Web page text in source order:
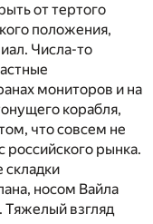
от тертого
положения,
Числа-то
мониторов и на
корабля,
что совсем не
российского рынка.
носом Вайла
Тяжелый взгляд